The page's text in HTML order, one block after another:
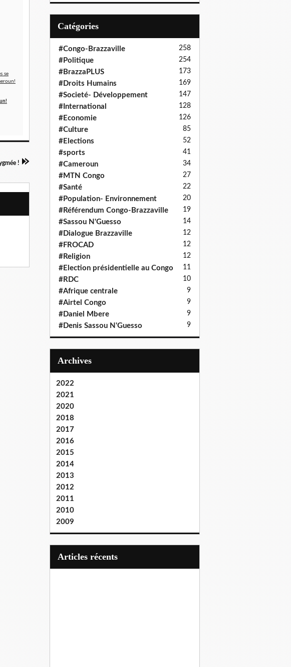
!
Catégories
#Congo-Brazzaville 258
#Politique 254
#BrazzaPLUS 173
#Droits Humains 169
#Societé- Développement 147
#International 128
#Economie 126
#Culture 85
#Elections 52
#sports 41
#Cameroun 34
#MTN Congo 27
#Santé 22
#Population- Environnement 20
#Référendum Congo-Brazzaville 19
#Sassou N'Guesso 14
#Dialogue Brazzaville 12
#FROCAD 12
#Religion 12
#Election présidentielle au Congo 11
#RDC 10
#Afrique centrale 9
#Airtel Congo 9
#Daniel Mbere 9
#Denis Sassou N'Guesso 9
Archives
2022
2021
2020
2018
2017
2016
2015
2014
2013
2012
2011
2010
2009
articles récents